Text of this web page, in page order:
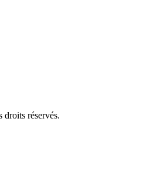
CREM